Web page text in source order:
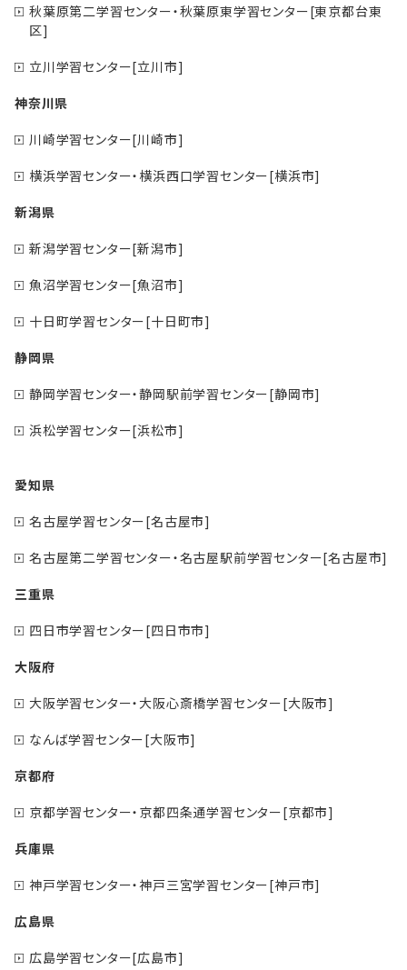
秋葉原第二学習センター・秋葉原東学習センター[東京都台東
区]
立川学習センター[立川市]
神奈川県
川崎学習センター[川崎市]
横浜学習センター・横浜西口学習センター[横浜市]
新潟県
新潟学習センター[新潟市]
魚沼学習センター[魚沼市]
十日町学習センター[十日町市]
静岡県
静岡学習センター・静岡駅前学習センター[静岡市]
浜松学習センター[浜松市]
愛知県
名古屋学習センター[名古屋市]
名古屋第二学習センター・名古屋駅前学習センター[名古屋市]
三重県
四日市学習センター[四日市市]
大阪府
大阪学習センター・大阪心斎橋学習センター[大阪市]
なんば学習センター[大阪市]
京都府
京都学習センター・京都四条通学習センター[京都市]
兵庫県
神戸学習センター・神戸三宮学習センター[神戸市]
広島県
広島学習センター[広島市]